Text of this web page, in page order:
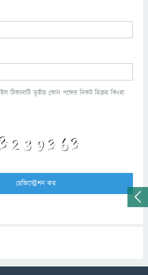
ঠিকানাটি তৃতীয় কোন পক্ষের নিকট বিক্রয় কিংবা